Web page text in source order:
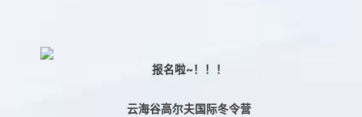
报名啦~！！！
云海谷高尔夫国际冬令营